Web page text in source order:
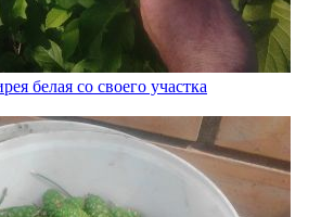
белая со своего участка